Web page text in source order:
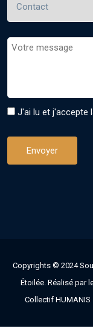
J'ai lu et j'accepte
Copyrights © 2024
Étoilée . Réalisé par
Collectif HUMANIS